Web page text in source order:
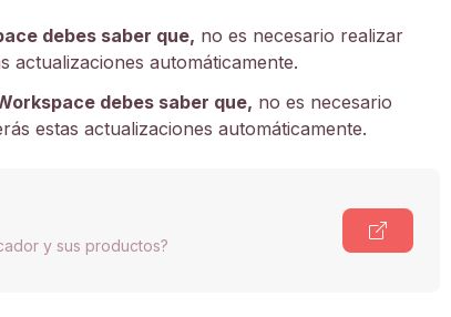
debes saber que, no es necesario realizar
actualizaciones automáticamente.
debes saber que, no es necesario
estas actualizaciones automáticamente.
y sus productos?